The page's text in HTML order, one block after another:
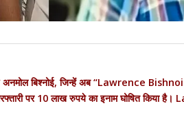
अनमोल बिश्नोई, जिन्हें अब “Lawrence
पर 10 लाख रुपये का इनाम घोषित